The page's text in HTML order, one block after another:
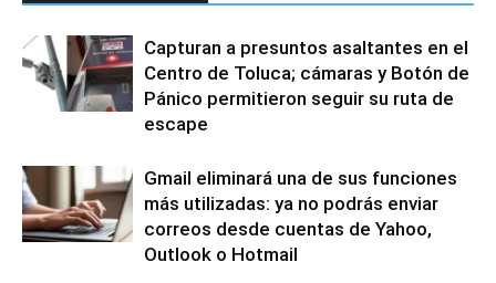
Capturan a presuntos asaltantes en el
Centro de Toluca; cámaras y Botón de
Pánico permitieron seguir su ruta de
escape
Gmail eliminará una de sus funciones
más utilizadas: ya no podrás enviar
correos desde cuentas de Yahoo,
Outlook o Hotmail